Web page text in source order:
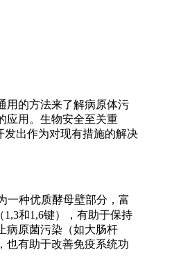
用的方法来了解病原体污
应用。生物安全至关重
发出作为对现有措施的解决
一种优质酵母壁部分，富
和1,6键），有助于保持
病原菌污染（如大肠杆
也有助于改善免疫系统功